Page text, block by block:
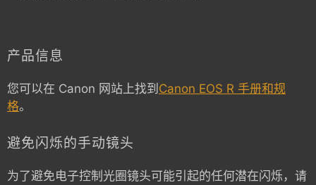
产品信息
您可以在 Canon 网站上找到 Canon EOS R 手册和规
格。
避免闪烁的手动镜头
为了避免电子控制光圈镜头可能引起的任何潜在闪烁，请